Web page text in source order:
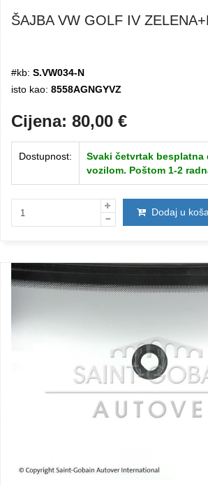
ŠAJBA VW GOLF IV
#kb: S.VW034-N
isto kao: 8558AGNGYVZ
Cijena: 80,00 €
Dostupnost:
Svaki četvrtak besplatna
vozilom. Poštom 1-2
Dodaj u